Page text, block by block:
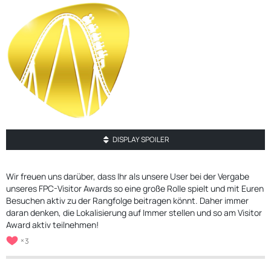
DISPLAY SPOILER
Wir freuen uns darüber, dass Ihr als unsere User bei der Vergabe
unseres FPC-Visitor Awards so eine große Rolle spielt und mit Euren
Besuchen aktiv zu der Rangfolge beitragen könnt. Daher immer
daran denken, die Lokalisierung auf Immer stellen und so am Visitor
Award aktiv teilnehmen!
3